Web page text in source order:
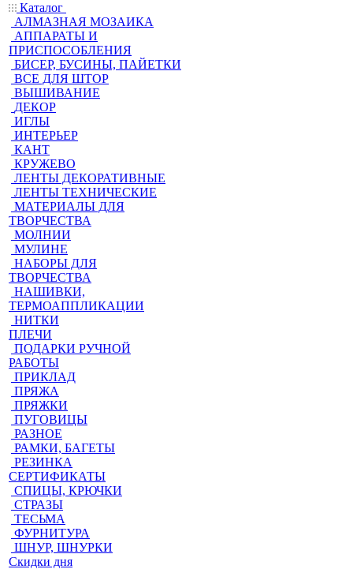
Каталог
АЛМАЗНАЯ МОЗАИКА
АППАРАТЫ И
ПРИСПОСОБЛЕНИЯ
БИСЕР, БУСИНЫ, ПАЙЕТКИ
ВСЕ ДЛЯ ШТОР
ВЫШИВАНИЕ
ДЕКОР
ИГЛЫ
ИНТЕРЬЕР
КАНТ
КРУЖЕВО
ЛЕНТЫ ДЕКОРАТИВНЫЕ
ЛЕНТЫ ТЕХНИЧЕСКИЕ
МАТЕРИАЛЫ ДЛЯ
ТВОРЧЕСТВА
МОЛНИИ
МУЛИНЕ
НАБОРЫ ДЛЯ
ТВОРЧЕСТВА
НАШИВКИ,
ТЕРМОАППЛИКАЦИИ
НИТКИ
ПЛЕЧИ
ПОДАРКИ РУЧНОЙ
РАБОТЫ
ПРИКЛАД
ПРЯЖА
ПРЯЖКИ
ПУГОВИЦЫ
РАЗНОЕ
РАМКИ, БАГЕТЫ
РЕЗИНКА
СЕРТИФИКАТЫ
СПИЦЫ, КРЮЧКИ
СТРАЗЫ
ТЕСЬМА
ФУРНИТУРА
ШНУР, ШНУРКИ
Скидки дня